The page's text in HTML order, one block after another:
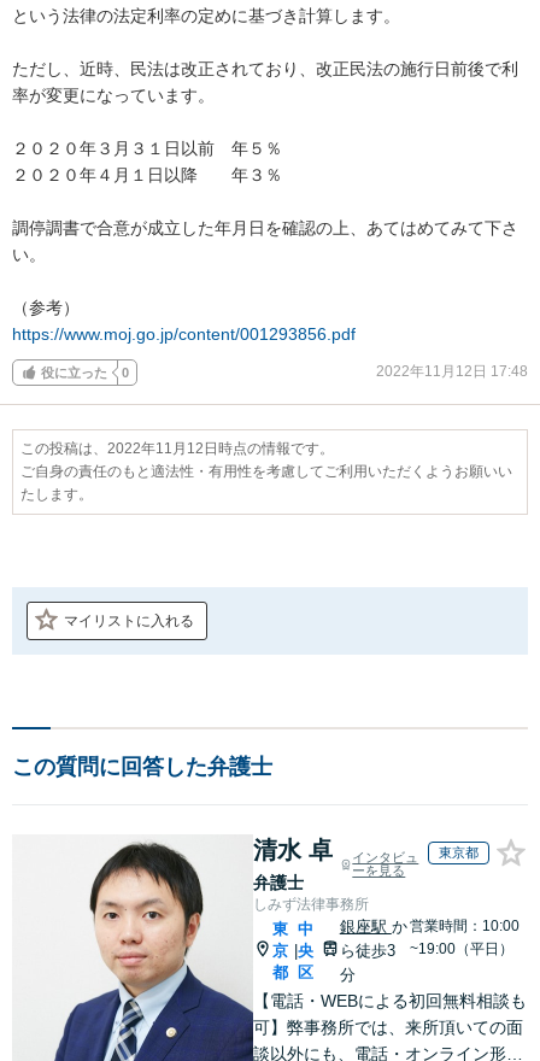
という法律の法定利率の定めに基づき計算します。
ただし、近時、民法は改正されており、改正民法の施行日前後で利
率が変更になっています。
２０２０年３月３１日以前　年５％
２０２０年４月１日以降　　年３％
調停調書で合意が成立した年月日を確認の上、あてはめてみて下さ
い。
https://www.moj.go.jp/content/001293856.pdf
役に立った 0 2022年11月12日 17:48
この投稿は、2022年11月12日時点の情報です。
ご自身の責任のもと適法性・有用性を考慮してご利用いただくようお願いい
たします。
マイリストに入れる
この質問に回答した弁護士
清水 卓
弁護士
インタビュ
ーを見る
東京都
しみず法律事務所
東
京
都
|
中
央
区
銀座駅 か
ら徒歩3
分
営業時間：10:00
~19:00（平日）
【電話・WEBによる初回無料相談も
可】弊事務所では、来所頂いての面
談以外にも、電話・オンライン形式